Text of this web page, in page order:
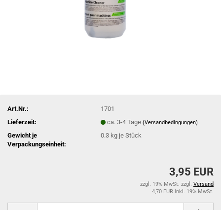
Art.Nr.:
1701
Lieferzeit:
ca. 3-4 Tage(Versandbedingungen)
Gewicht je
Verpackungseinheit:
0.3 kg je Stück
3,95 EUR
zzgl. 19% MwSt. zzgl. Versand
4,70 EUR inkl. 19% MwSt.